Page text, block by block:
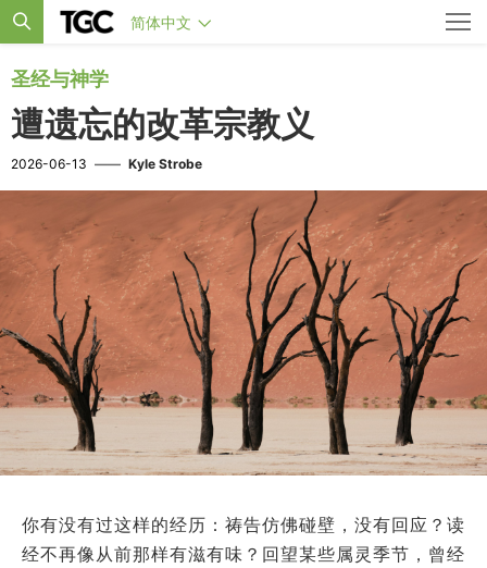
简体中文
圣经与神学
遭遗忘的改革宗教义
2026-06-13 —— Kyle Strobe
你有没有过这样的经历：祷告仿佛碰壁，没有回应？读
经不再像从前那样有滋有味？回望某些属灵季节，曾经